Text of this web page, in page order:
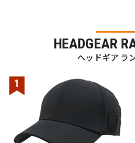
HEADGEAR
ヘッドギア ラ